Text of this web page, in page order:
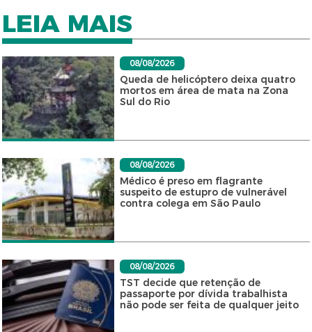
LEIA MAIS
08/08/2026
Queda de helicóptero deixa quatro
mortos em área de mata na Zona
Sul do Rio
08/08/2026
Médico é preso em flagrante
suspeito de estupro de vulnerável
contra colega em São Paulo
08/08/2026
TST decide que retenção de
passaporte por dívida trabalhista
não pode ser feita de qualquer jeito